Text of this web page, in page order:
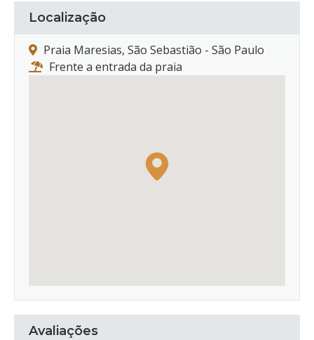
Localização
Praia Maresias, São Sebastião - São Paulo
Frente a entrada da praia
Avaliações